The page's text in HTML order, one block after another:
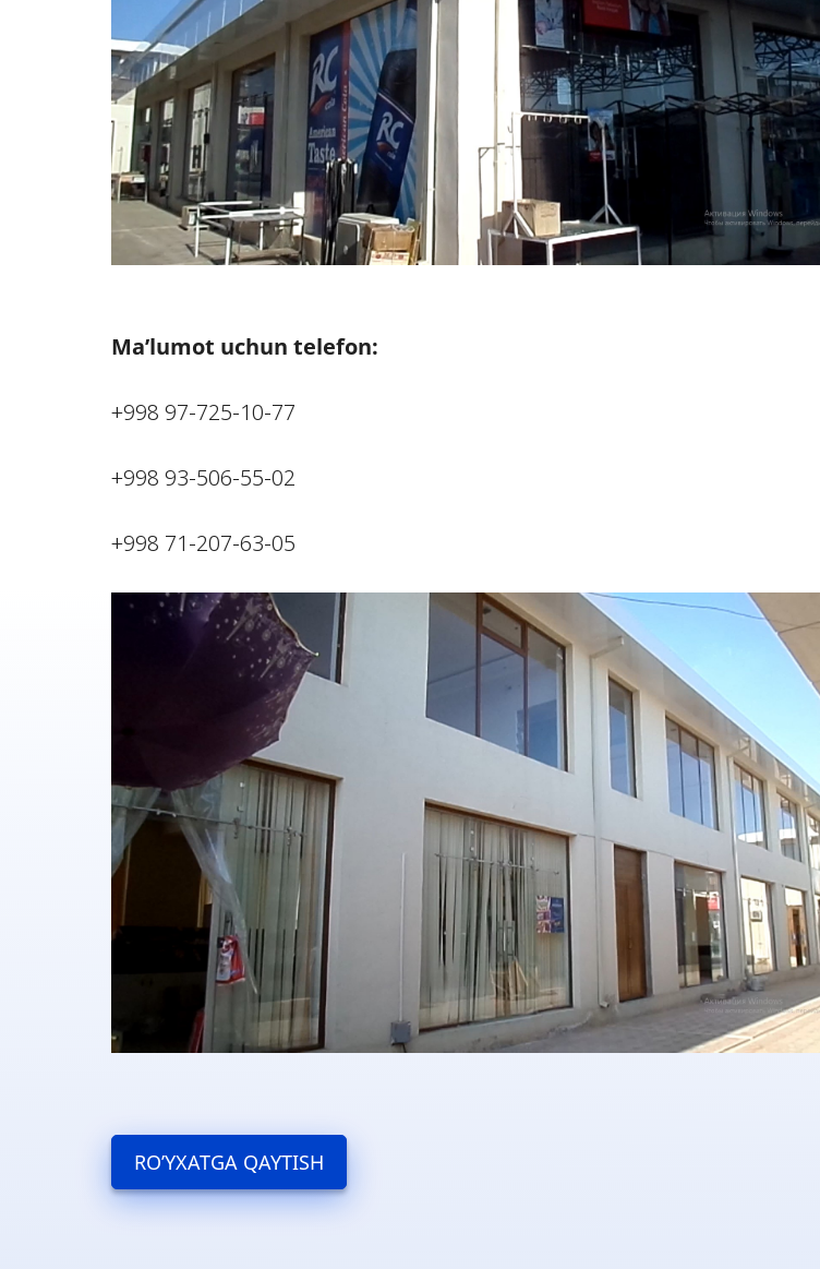
Ma’lumot uchun telefon:
+998 97-725-10-77
+998 93-506-55-02
+998 71-207-63-05
RO’YXATGA QAYTISH